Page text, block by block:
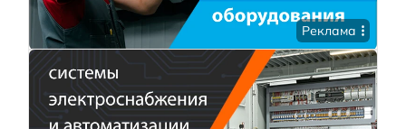
Реклама